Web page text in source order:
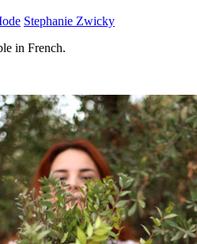
Stephanie Zwicky
in French.